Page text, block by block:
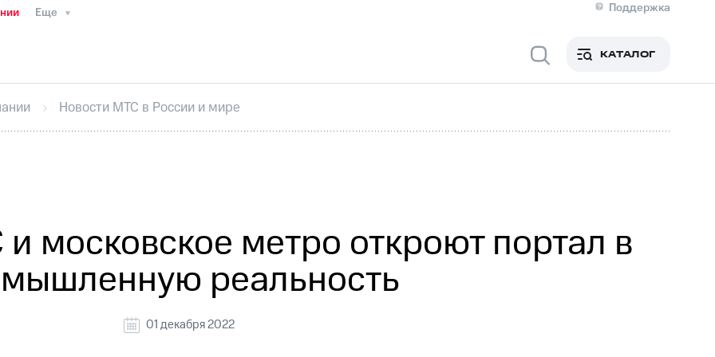
Еще
Поддержка
Медиа-центр
ИнтервьюФинансовая отчетностьКонтактыПригласить спикера
секретарьРаскрытие информации
кабинет акционераАкционерный капиталКонтроль и аудитРынок акций
КАТАЛОГ
Новости МТС в России и мире
московское метро откроют портал в
реальность
01 декабря 2022